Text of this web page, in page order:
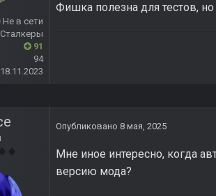
Не в сети
Сталкеры
91
94
18.11.2023
Фишка полезна для тестов,
Опубликовано 8 мая, 2025
Мне иное интересно, когда
версию мода?